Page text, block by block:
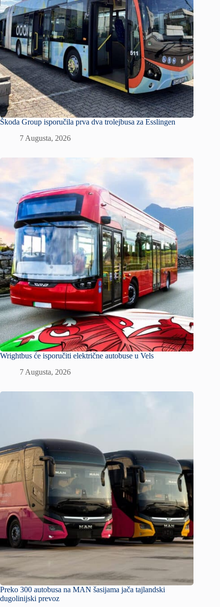
Škoda Group isporučila prva dva trolejbusa za Esslingen
7 Augusta, 2026
Wrightbus će isporučiti električne autobuse u Vels
7 Augusta, 2026
Preko 300 autobusa na MAN šasijama jača tajlandski
dugolinijski prevoz